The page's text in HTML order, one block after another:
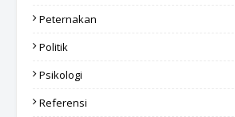
Peternakan
Politik
Psikologi
Referensi